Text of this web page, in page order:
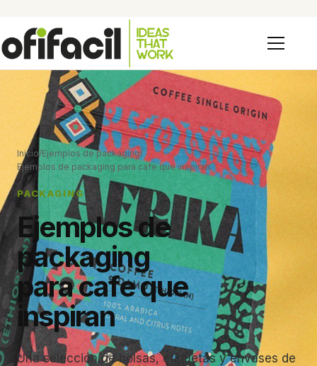
Inicio/Ejemplos de packaging/
Ejemplos de packaging para cafe que inspiran
PACKAGING
Ejemplos de
packaging
para cafe que
inspiran
Una selección de bolsas, etiquetas y envases de